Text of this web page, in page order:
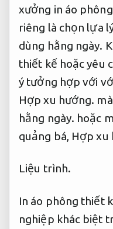
xưởng in áo
riêng là chọn lựa
dùng hằng ngày.
thiết kế hoặc yêu
ý tưởng hợp với
Hợp xu hướng.
hằng ngày. hoặc
quảng bá, Hợp xu
Liệu trình.
In áo phông thiết
nghiệp khác biệt